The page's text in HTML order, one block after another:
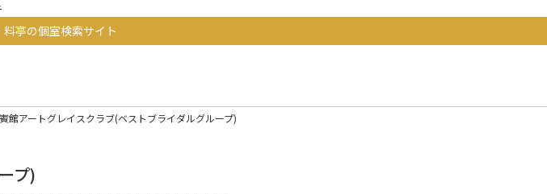
亭の個室検索サイト
館アートグレイスクラブ(ベストブライダルグループ)
プ)